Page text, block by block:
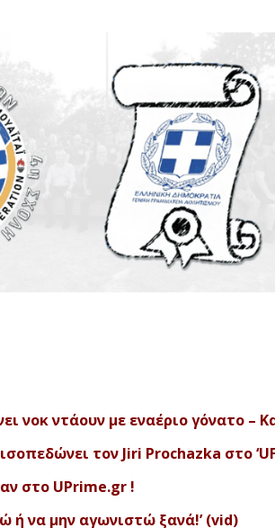
νοκ ντάουν με εναέριο γόνατο –
τον Jiri Prochazka στο
στο UPrime.gr !
ή να μην αγωνιστώ ξανά!’ (vid)